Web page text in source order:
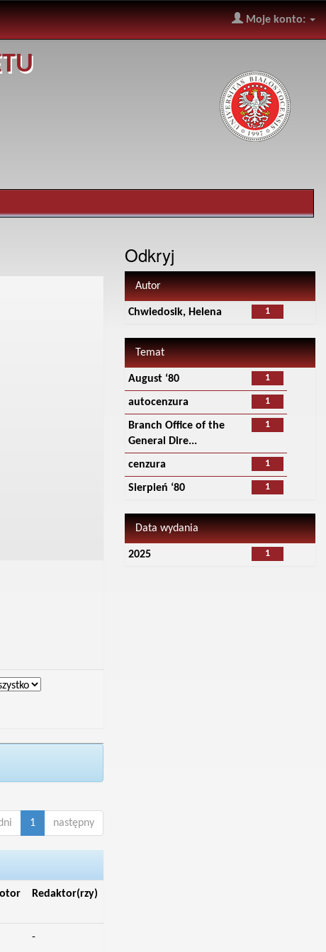
Moje konto:
1 następny
Redaktor(rzy)
-
Odkryj
Autor
1
Chwiedosik, Helena
Temat
1
August ‘80
1
autocenzura
1
Branch Office of the
General Dire...
1
cenzura
1
Sierpień ‘80
Data wydania
1
2025